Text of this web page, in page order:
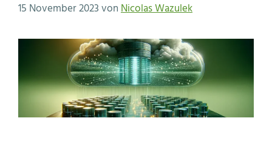
15 November 2023vonNicolas Wazulek